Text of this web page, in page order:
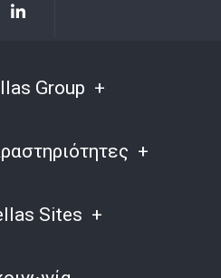
Group
Sites